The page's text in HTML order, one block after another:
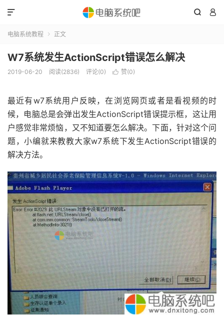
 

电脑系统教程  正文
W7系统发生ActionScript错误怎么解决
2019-06-20 阅读(2836) 评论(0)  赞(0)
最近有w7系统用户反映，在浏览网页或者是看视频的时
候，电脑总是会弹出发生ActionScript错误提示框，这让用
户感觉非常烦恼，又不知道要怎么解决。下面，针对这个问
题，小编就来教教大家w7系统下发生ActionScript错误的
解决方法。